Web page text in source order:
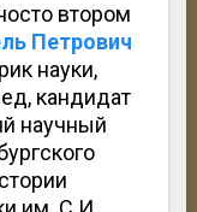
втором
Петрович
науки,
кандидат
научный